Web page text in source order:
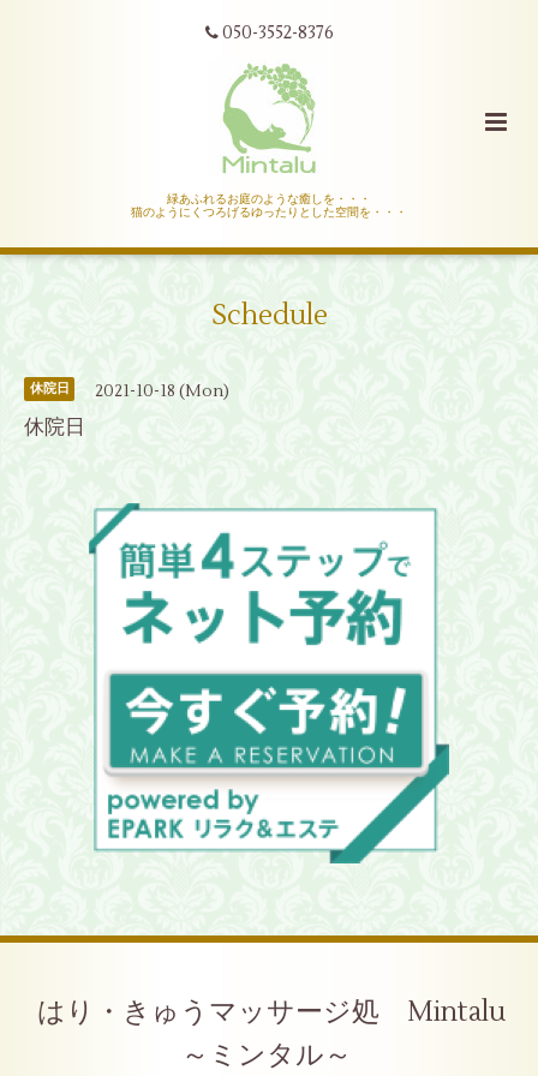
050-3552-8376
緑あふれるお庭のような癒しを・・・
猫のようにくつろげるゆったりとした空間を・・・
Schedule
休院日 2021-10-18 (Mon)
休院日
はり・きゅうマッサージ処 Mintalu
～ミンタル～